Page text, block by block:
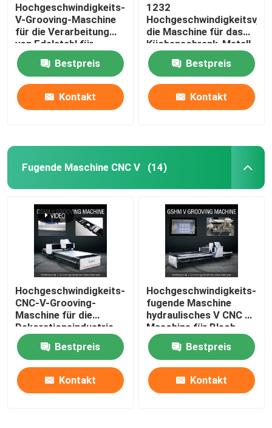
Hochgeschwindigkeits-
V-Grooving-Maschine
für die Verarbeitung
von Edelstahl für
Wohnkultur
Bestpreis
Kontakt
1232
Hochgeschwindigkeitsv,
die Maschine für das
Küchenschrank-Metall
fugt Maschine fugen
Bestpreis
Kontakt
Fugende Maschine CNC V (14)
Hochgeschwindigkeits-
CNC-V-Grooving-
Maschine für die
Dekorationsindustrie
aus Edelstahl - Modell
1225
Bestpreis
Kontakt
Hochgeschwindigkeits-
fugende Maschine
hydraulisches V CNC V
Maschine für Blech
1225 fugend
Bestpreis
Kontakt